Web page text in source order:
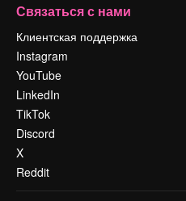
Связаться с нами
Клиентская поддержка
Instagram
YouTube
LinkedIn
TikTok
Discord
X
Reddit